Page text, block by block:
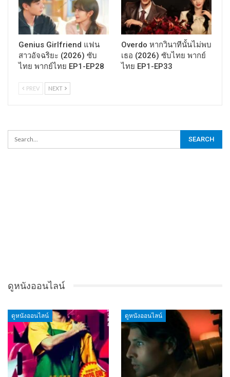
Genius Girlfriend แฟน
สาวอัจฉริยะ (2026) ซับ
ไทย พากย์ไทย EP1-EP28
Overdo หากวินาทีนั้นไม่พบ
เธอ (2026) ซับไทย พากย์
ไทย EP1-EP33
PREV NEXT
ดูหนังออนไลน์
ดูหนังออนไลน์ ดูหนังออนไลน์